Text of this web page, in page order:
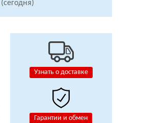
(сегодня)
Узнать о доставке
Гарантии и обмен